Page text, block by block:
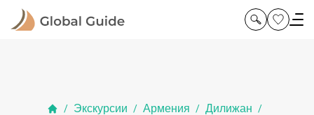
/ Экскурсии / Армения / Дилижан /